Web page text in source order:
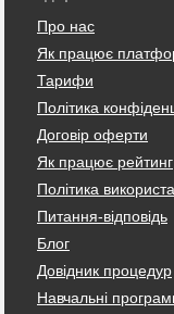
Про нас
Як працює
Тарифи
Політика
Договір оферти
Як працює рейтинг
Політика
Питання-відповідь
Блог
Довідник процедур
Навчальні